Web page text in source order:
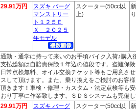
29.91万円
スズキ バーグ
マンストリー
ト１２５Ｅ
Ｘ ２０２５
年モデル
スクーター(50cc以
上)
通勤・通学に持って来いのお手頃バイク入荷♪購
支払総額は自賠責保険１年込の値段です。盗難保
日常点検無料、オイル交換チケット等もご用意さ
スして頂けます。また、乗り換えをご検討のお客
頂きます！車検・修理・カスタム・法定点検等も
おり丁寧に作業致します。ＳＤＳシステムも完備
29.91万円
スズキ バーグ
スクーター(50cc以